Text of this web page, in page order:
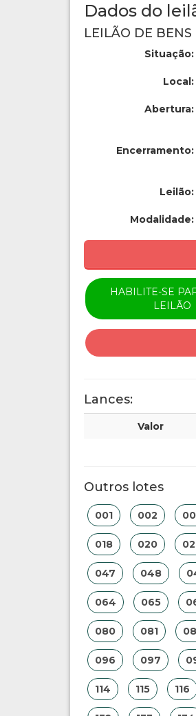
Dados do
LEILÃO DE
Situação:
Local:
Abertura:
Encerramento:
Leilão:
Modalidade:
HABILITE-SE
LEILÃO
Lances:
Valor
Outros lotes
001 002
018 020
047 048
064 065
080 081
096 097
114 115 116